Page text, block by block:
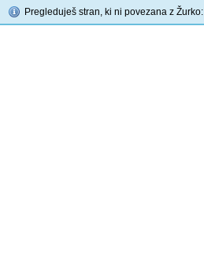
Pregleduješ stran, ki ni povezana z Žurko: